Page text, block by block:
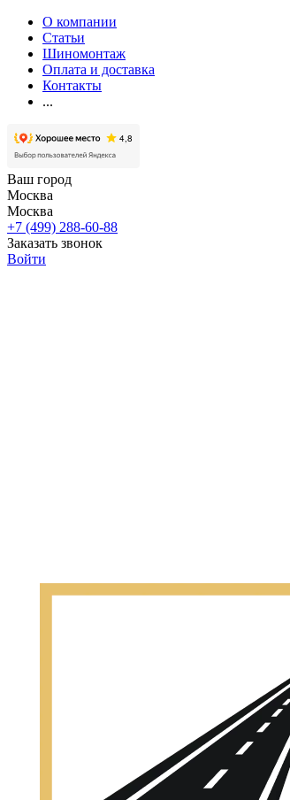
О компании
Статьи
Шиномонтаж
Оплата и доставка
Контакты
...
Ваш город
Москва
Москва
+7 (499) 288-60-88
Заказать звонок
Войти